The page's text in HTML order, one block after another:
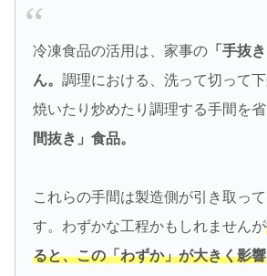
冷凍食品の活用は、家事の 「手抜
ん。調理における、洗って切って下
焼いたり炒めたり調理する手間を
間抜き」食品。
これらの手間は製造側が引き取っ
す。わずかな工程かもしれませんが
ると、この「わずか」が大きく影響